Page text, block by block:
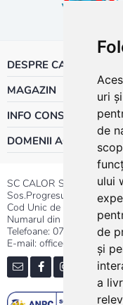
uri
de
ului
de
și
a
DESPRE CALOR
MAGAZIN
INFO CONSUMATOR
DOMENII ACTIVITATE
SC CALOR SRL
Sos.Progresului nr.30-40,
Cod Unic de Inregistrare:
Numarul din Registrul
Telefoane: 0737.23.44.44|
E-mail: office@calor.ro